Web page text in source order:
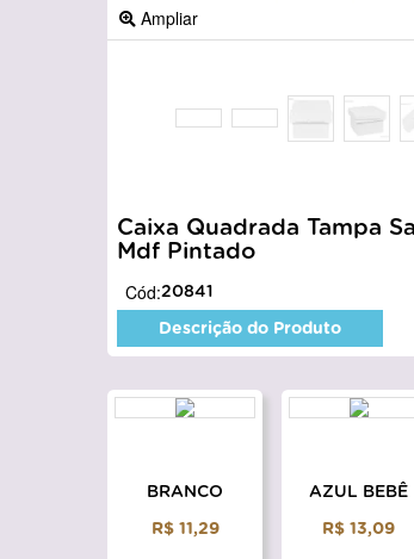
Ampliar
Caixa Quadrada Tampa
Mdf Pintado
Cód:20841
Descrição do Produto
BRANCO
R$ 11,29
AZUL BEBÊ
R$ 13,09